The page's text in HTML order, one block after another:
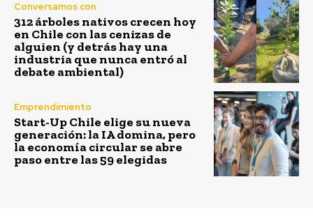
Conversamos con
312 árboles nativos crecen hoy
en Chile con las cenizas de
alguien (y detrás hay una
industria que nunca entró al
debate ambiental)
Emprendimiento
Start-Up Chile elige su nueva
generación: la IA domina, pero
la economía circular se abre
paso entre las 59 elegidas